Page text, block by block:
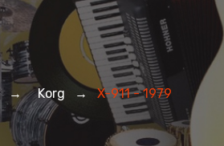
→ Korg → X-911 - 1979